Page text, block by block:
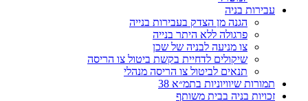
עבירות בניה
הגנה מן הצדק בעבירות בנייה
פרגולה ללא היתר בנייה
צו מניעה לבניה של שכן
שיקולים לדחיית בקשת ביטול צו הריסה
תנאים לביטול צו הריסה מנהלי
תמורות שיוויוניות בתמ״א 38
זכויות בניה בבית משותף